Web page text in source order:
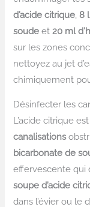
d’acide citrique ,8
soude et20 ml
sur les zones
nettoyez au jet
chimiquement
Désinfecter les
L’acide citrique
canalisations
bicarbonate de
effervescente qui
soupe d’acide
dans l’évier ou le